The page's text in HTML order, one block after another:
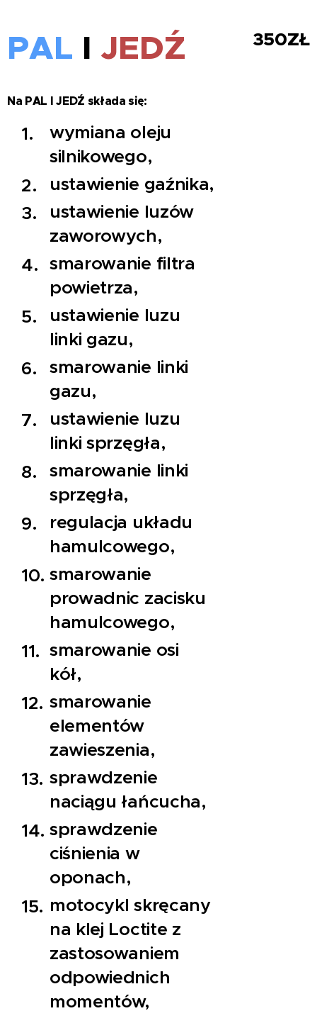
PAL I JEDŹ
Na PAL I JEDŹ składa się:
wymiana oleju
silnikowego,
ustawienie gaźnika,
ustawienie luzów
zaworowych,
smarowanie filtra
powietrza,
ustawienie luzu
linki gazu,
smarowanie linki
gazu,
ustawienie luzu
linki sprzęgła,
smarowanie linki
sprzęgła,
regulacja układu
hamulcowego,
smarowanie
prowadnic zacisku
hamulcowego,
smarowanie osi
kół,
smarowanie
elementów
zawieszenia,
sprawdzenie
naciągu łańcucha,
sprawdzenie
ciśnienia w
oponach,
motocykl skręcany
na klej Loctite z
zastosowaniem
odpowiednich
momentów,
350ZŁ